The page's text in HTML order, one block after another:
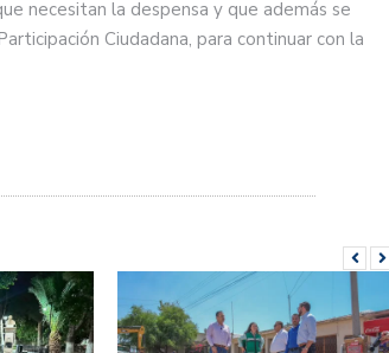
necesitan la despensa y que además se
Ciudadana, para continuar con la